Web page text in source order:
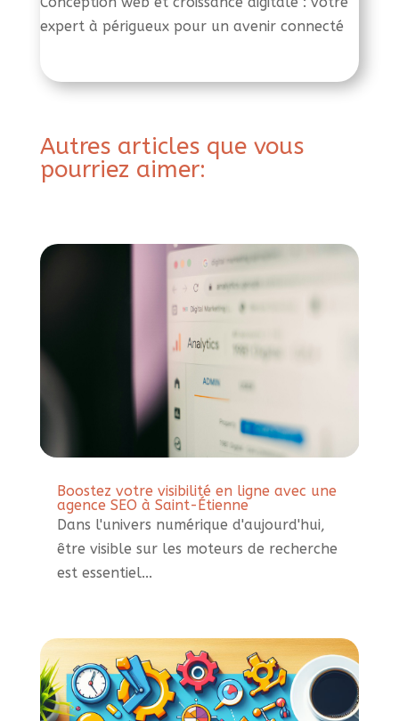
expert à périgueux pour un avenir connecté
Autres articles que vous
pourriez aimer:
Boostez votre visibilité en ligne avec une
agence SEO à Saint-Étienne
Dans l'univers numérique d'aujourd'hui,
être visible sur les moteurs de recherche
est essentiel...